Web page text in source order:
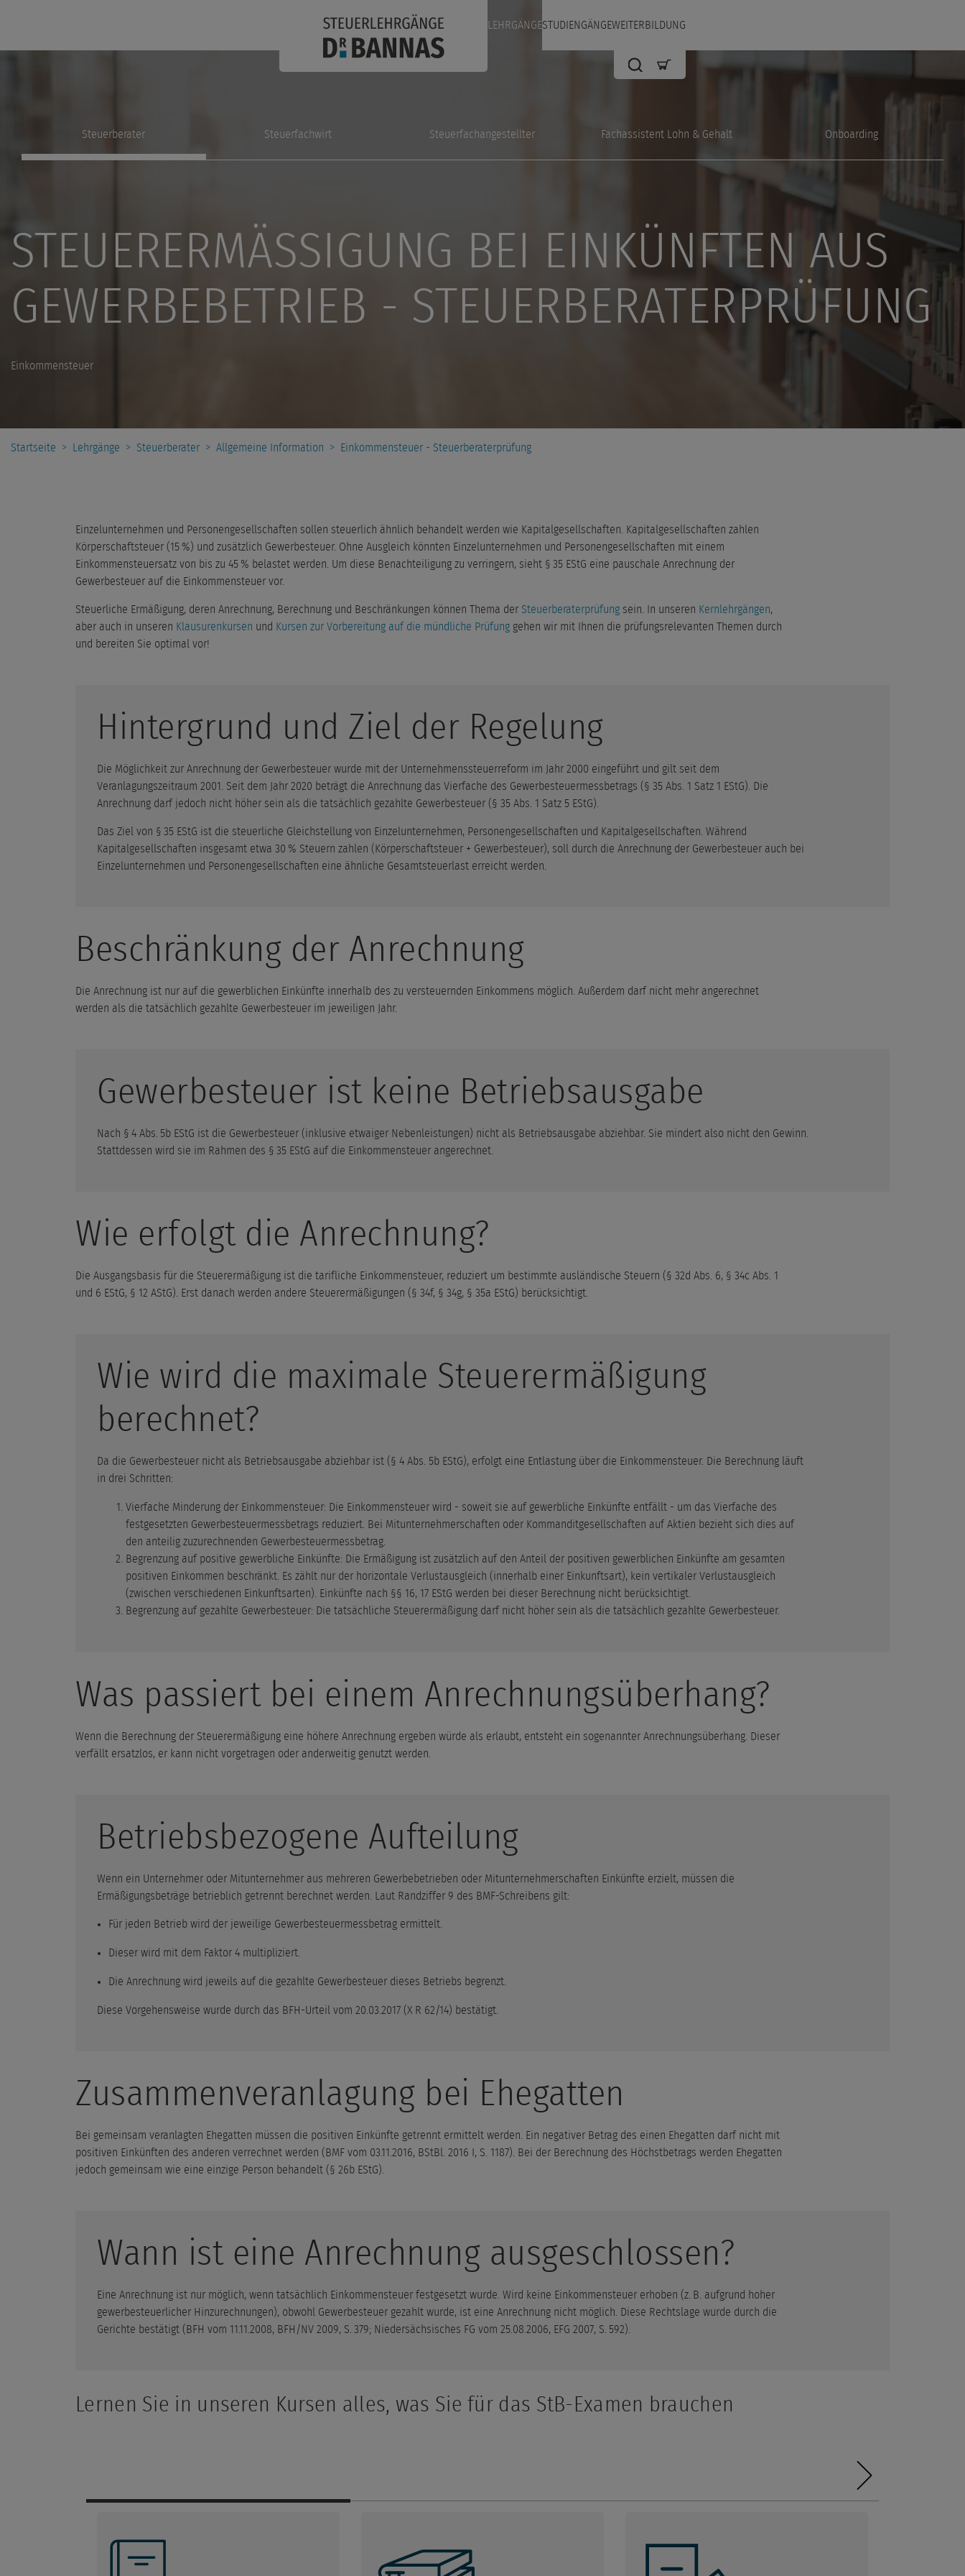
LEHRGÄNGESTUDIENGÄNGEWEITERBILDUNG
Steuerberater Steuerfachwirt Steuerfachangestellter Fachassistent Lohn & Gehalt Onboarding
STEUERERMÄSSIGUNG BEI EINKÜNFTEN AUS G
EWERBEBETRIEB - STEUERBERATERPRÜFUNG
Einkommensteuer
Startseite > Lehrgänge > Steuerberater > Allgemeine Information > Einkommensteuer - Steuerberaterprüfung
Einzelunternehmen und Personengesellschaften sollen steuerlich ähnlich behandelt werden wie Kapitalgesellschaften. Kapitalgesellschaften zahlen
Körperschaftsteuer (15 %) und zusätzlich Gewerbesteuer. Ohne Ausgleich könnten Einzelunternehmen und Personengesellschaften mit einem
Einkommensteuersatz von bis zu 45 % belastet werden. Um diese Benachteiligung zu verringern, sieht § 35 EStG eine pauschale Anrechnung der
Gewerbesteuer auf die Einkommensteuer vor.
Steuerliche Ermäßigung, deren Anrechnung, Berechnung und Beschränkungen können Thema der Steuerberaterprüfung sein. In unseren Kernlehrgängen,
aber auch in unseren Klausurenkursen und Kursen zur Vorbereitung auf die mündliche Prüfung gehen wir mit Ihnen die prüfungsrelevanten Themen durch
und bereiten Sie optimal vor!
Hintergrund und Ziel der Regelung
Die Möglichkeit zur Anrechnung der Gewerbesteuer wurde mit der Unternehmenssteuerreform im Jahr 2000 eingeführt und gilt seit dem
Veranlagungszeitraum 2001. Seit dem Jahr 2020 beträgt die Anrechnung das Vierfache des Gewerbesteuermessbetrags (§ 35 Abs. 1 Satz 1 EStG). Die
Anrechnung darf jedoch nicht höher sein als die tatsächlich gezahlte Gewerbesteuer (§ 35 Abs. 1 Satz 5 EStG).
Das Ziel von § 35 EStG ist die steuerliche Gleichstellung von Einzelunternehmen, Personengesellschaften und Kapitalgesellschaften. Während
Kapitalgesellschaften insgesamt etwa 30 % Steuern zahlen (Körperschaftsteuer + Gewerbesteuer), soll durch die Anrechnung der Gewerbesteuer auch bei
Einzelunternehmen und Personengesellschaften eine ähnliche Gesamtsteuerlast erreicht werden.
Beschränkung der Anrechnung
Die Anrechnung ist nur auf die gewerblichen Einkünfte innerhalb des zu versteuernden Einkommens möglich. Außerdem darf nicht mehr angerechnet
werden als die tatsächlich gezahlte Gewerbesteuer im jeweiligen Jahr.
Gewerbesteuer ist keine Betriebsausgabe
Nach § 4 Abs. 5b EStG ist die Gewerbesteuer (inklusive etwaiger Nebenleistungen) nicht als Betriebsausgabe abziehbar. Sie mindert also nicht den Gewinn.
Stattdessen wird sie im Rahmen des § 35 EStG auf die Einkommensteuer angerechnet.
Wie erfolgt die Anrechnung?
Die Ausgangsbasis für die Steuerermäßigung ist die tarifliche Einkommensteuer, reduziert um bestimmte ausländische Steuern (§ 32d Abs. 6, § 34c Abs. 1
und 6 EStG, § 12 AStG). Erst danach werden andere Steuerermäßigungen (§ 34f, § 34g, § 35a EStG) berücksichtigt.
Wie wird die maximale Steuerermäßigung
berechnet?
Da die Gewerbesteuer nicht als Betriebsausgabe abziehbar ist (§ 4 Abs. 5b EStG), erfolgt eine Entlastung über die Einkommensteuer. Die Berechnung läuft
in drei Schritten:
Vierfache Minderung der Einkommensteuer: Die Einkommensteuer wird - soweit sie auf gewerbliche Einkünfte entfällt - um das Vierfache des
festgesetzten Gewerbesteuermessbetrags reduziert. Bei Mitunternehmerschaften oder Kommanditgesellschaften auf Aktien bezieht sich dies auf
den anteilig zuzurechnenden Gewerbesteuermessbetrag.
Begrenzung auf positive gewerbliche Einkünfte: Die Ermäßigung ist zusätzlich auf den Anteil der positiven gewerblichen Einkünfte am gesamten
positiven Einkommen beschränkt. Es zählt nur der horizontale Verlustausgleich (innerhalb einer Einkunftsart), kein vertikaler Verlustausgleich
(zwischen verschiedenen Einkunftsarten). Einkünfte nach §§ 16, 17 EStG werden bei dieser Berechnung nicht berücksichtigt.
Begrenzung auf gezahlte Gewerbesteuer: Die tatsächliche Steuerermäßigung darf nicht höher sein als die tatsächlich gezahlte Gewerbesteuer.
Was passiert bei einem Anrechnungsüberhang?
Wenn die Berechnung der Steuerermäßigung eine höhere Anrechnung ergeben würde als erlaubt, entsteht ein sogenannter Anrechnungsüberhang. Dieser
verfällt ersatzlos, er kann nicht vorgetragen oder anderweitig genutzt werden.
Betriebsbezogene Aufteilung
Wenn ein Unternehmer oder Mitunternehmer aus mehreren Gewerbebetrieben oder Mitunternehmerschaften Einkünfte erzielt, müssen die
Ermäßigungsbeträge betrieblich getrennt berechnet werden. Laut Randziffer 9 des BMF-Schreibens gilt:
Für jeden Betrieb wird der jeweilige Gewerbesteuermessbetrag ermittelt.
Dieser wird mit dem Faktor 4 multipliziert.
Die Anrechnung wird jeweils auf die gezahlte Gewerbesteuer dieses Betriebs begrenzt.
Diese Vorgehensweise wurde durch das BFH-Urteil vom 20.03.2017 (X R 62/14) bestätigt.
Zusammenveranlagung bei Ehegatten
Bei gemeinsam veranlagten Ehegatten müssen die positiven Einkünfte getrennt ermittelt werden. Ein negativer Betrag des einen Ehegatten darf nicht mit
positiven Einkünften des anderen verrechnet werden (BMF vom 03.11.2016, BStBl. 2016 I, S. 1187). Bei der Berechnung des Höchstbetrags werden Ehegatten
jedoch gemeinsam wie eine einzige Person behandelt (§ 26b EStG).
Wann ist eine Anrechnung ausgeschlossen?
Eine Anrechnung ist nur möglich, wenn tatsächlich Einkommensteuer festgesetzt wurde. Wird keine Einkommensteuer erhoben (z. B. aufgrund hoher
gewerbesteuerlicher Hinzurechnungen), obwohl Gewerbesteuer gezahlt wurde, ist eine Anrechnung nicht möglich. Diese Rechtslage wurde durch die
Gerichte bestätigt (BFH vom 11.11.2008, BFH/NV 2009, S. 379; Niedersächsisches FG vom 25.08.2006, EFG 2007, S. 592).
Lernen Sie in unseren Kursen alles, was Sie für das StB-Examen brauchen